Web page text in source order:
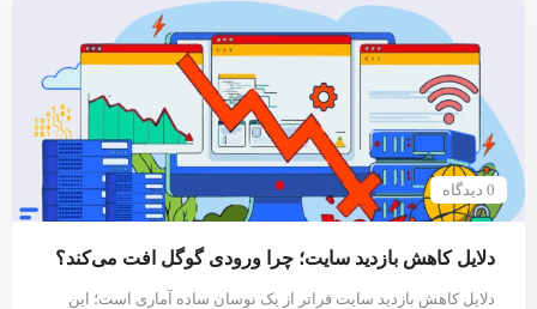
0 دیدگاه
دلایل کاهش بازدید سایت؛ چرا ورودی گوگل افت می‌کند؟
دلایل کاهش بازدید سایت فراتر از یک نوسان ساده آماری است؛ این